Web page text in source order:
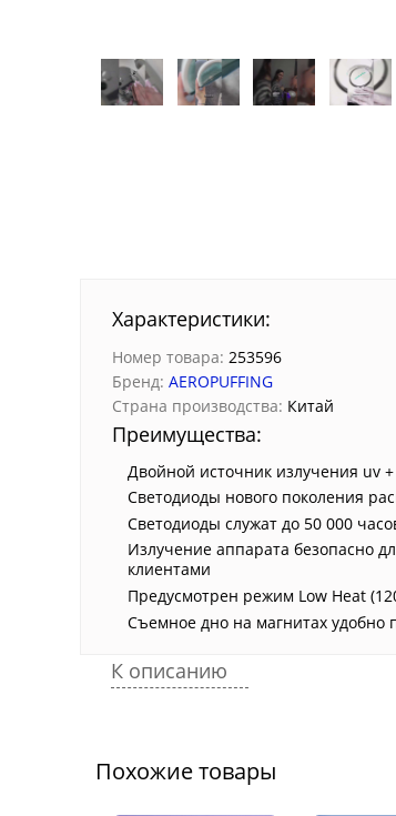
Характеристики:
Номер товара: 253596
Бренд: AEROPUFFING
Страна производства: Китай
Преимущества:
Двойной источник излучения uv
Светодиоды нового поколения
Светодиоды служат до 50 000
Излучение аппарата безопасно
клиентами
Предусмотрен режим Low Heat
Съемное дно на магнитах удобно
К описанию
Похожие товары